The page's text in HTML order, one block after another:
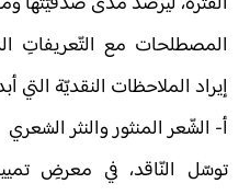
المصطلحات مع التّعريفاتِ
إيراد الملاحظات النقديّة التي
أ‌- الشّعر المنثور والنثر الشعري
توسّل النّاقد، في معرضِ